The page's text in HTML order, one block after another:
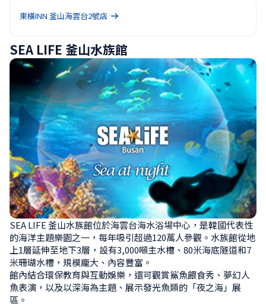
東橫INN 釜山海雲台2號店
SEA LIFE 釜山水族館
SEA LIFE 釜山水族館位於海雲台海水浴場中心，是韓國代表性
的海洋主題樂園之一，每年吸引超過120萬人參觀。水族館從地
上1層延伸至地下3層，設有3,000噸主水槽、80米海底隧道和7
米珊瑚水槽，規模龐大、內容豐富。
館內結合環保教育與互動娛樂，還可觀賞鯊魚餵食秀、夢幻人
魚表演，以及以深海為主題、展示發光魚類的「夜之海」展
區。